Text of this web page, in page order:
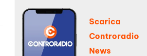
Scarica
Controradio
News